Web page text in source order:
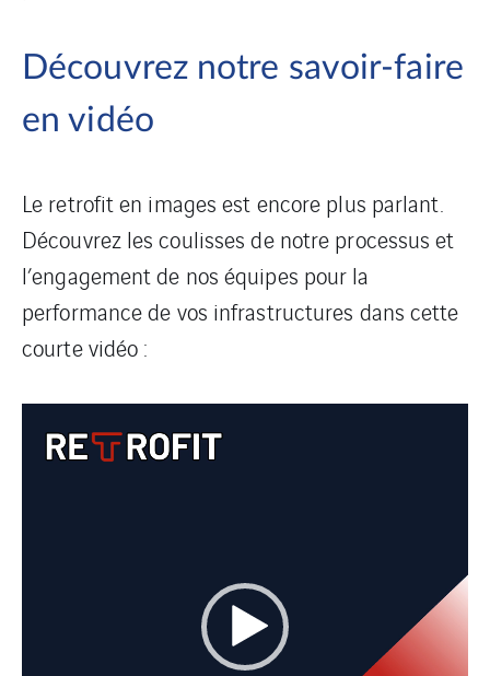
Découvrez notre savoir-faire
en vidéo
Le retrofit en images est encore plus parlant.
Découvrez les coulisses de notre processus et
l’engagement de nos équipes pour la
performance de vos infrastructures dans cette
courte vidéo :
vidéo